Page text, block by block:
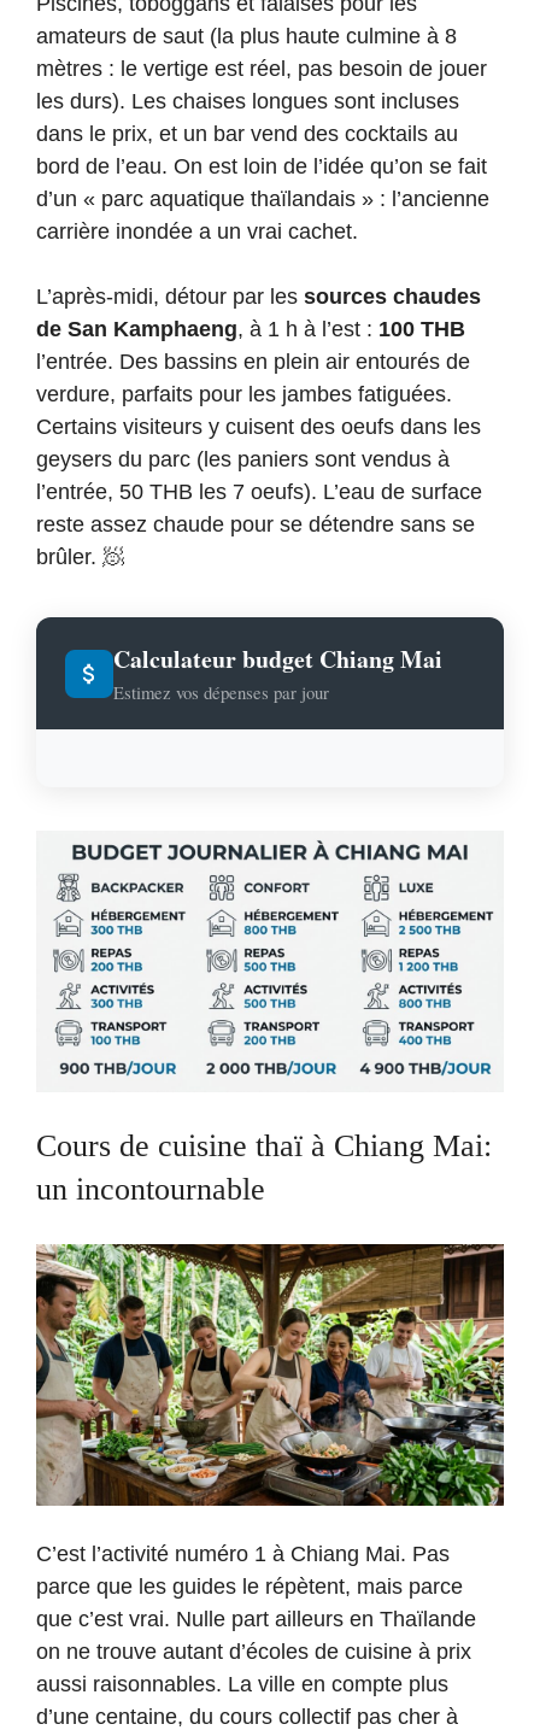
amateurs de saut (la plus haute culmine à 8
mètres : le vertige est réel, pas besoin de jouer
les durs). Les chaises longues sont incluses
dans le prix, et un bar vend des cocktails au
bord de l’eau. On est loin de l’idée qu’on se fait
d’un « parc aquatique thaïlandais » : l’ancienne
carrière inondée a un vrai cachet.
L’après-midi, détour par les sources chaudes
de San Kamphaeng, à 1 h à l’est : 100 THB
l’entrée. Des bassins en plein air entourés de
verdure, parfaits pour les jambes fatiguées.
Certains visiteurs y cuisent des oeufs dans les
geysers du parc (les paniers sont vendus à
l’entrée, 50 THB les 7 oeufs). L’eau de surface
reste assez chaude pour se détendre sans se
brûler. 🧖
Calculateur budget Chiang Mai
Estimez vos dépenses par jour
Cours de cuisine thaï à Chiang Mai:
un incontournable
C’est l’activité numéro 1 à Chiang Mai. Pas
parce que les guides le répètent, mais parce
que c’est vrai. Nulle part ailleurs en Thaïlande
on ne trouve autant d’écoles de cuisine à prix
aussi raisonnables. La ville en compte plus
d’une centaine, du cours collectif pas cher à